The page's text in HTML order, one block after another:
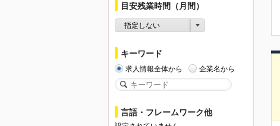
目安残業時間（月間）
指定しない
キーワード
求人情報全体から 企業名から
言語・フレームワーク他